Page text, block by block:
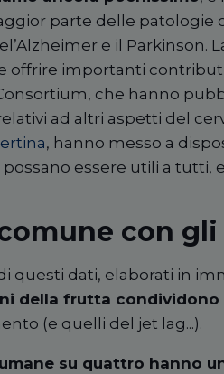
parte delle patologie
e il Parkinson.
offrire importanti
che hanno
ad altri aspetti del
, hanno messo a
essere utili a tutti,
con
questi dati, elaborati in
della frutta condividono
(e quelli del jet lag...).
su quattro hanno